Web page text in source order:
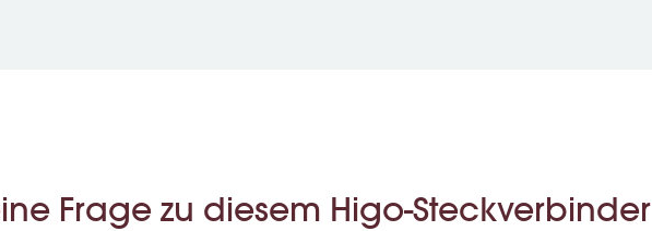
Frage zu diesem Higo-Steckverbinder